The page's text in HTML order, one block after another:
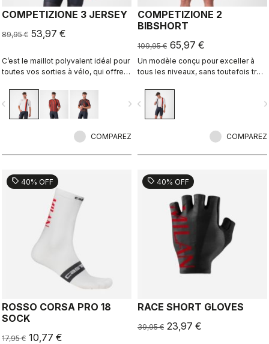
COMPETIZIONE 3 JERSEY
89,95 € 53,97 €
C’est le maillot polyvalent idéal pour
toutes vos sorties à vélo, qui offre
vitesse lors des sorties rapides en
groupe ou des courses.
navigate_next
COMPAREZ
COMPETIZIONE 2
BIBSHORT
109,95 € 65,97 €
Un modèle conçu pour exceller à
tous les niveaux, sans toutefois trop
navigate_before
COMPAREZ
sell 40% OFF
ROSSO CORSA PRO 18
SOCK
17,95 € 10,77 €
sell 40% OFF
RACE SHORT GLOVES
39,95 € 23,97 €